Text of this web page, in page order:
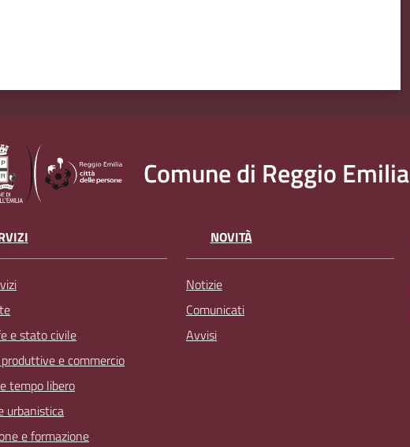
Comune di Reggio Emilia
e stato civile
e commercio
tempo libero
urbanistica
e formazione
NOVITÀ
Notizie
Comunicati
Avvisi